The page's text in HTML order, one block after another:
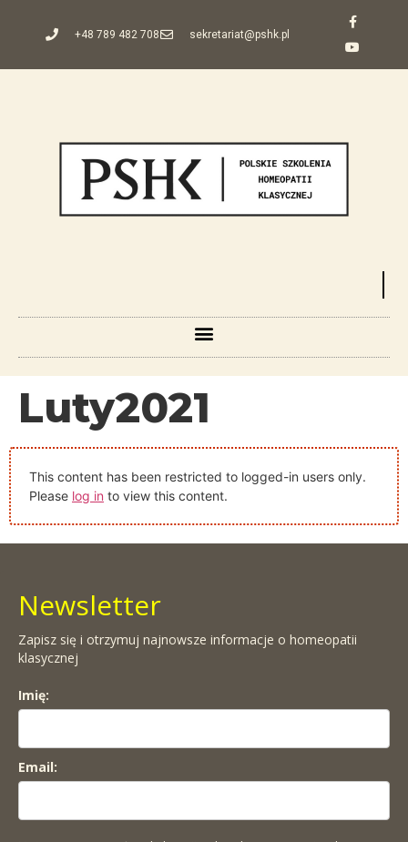
+48 789 482 708 sekretariat@pshk.pl
Luty2021
This content has been restricted to logged-in users only.
Please log in to view this content.
Newsletter
Zapisz się i otrzymuj najnowsze informacje o homeopatii
klasycznej
Imię:
Email: